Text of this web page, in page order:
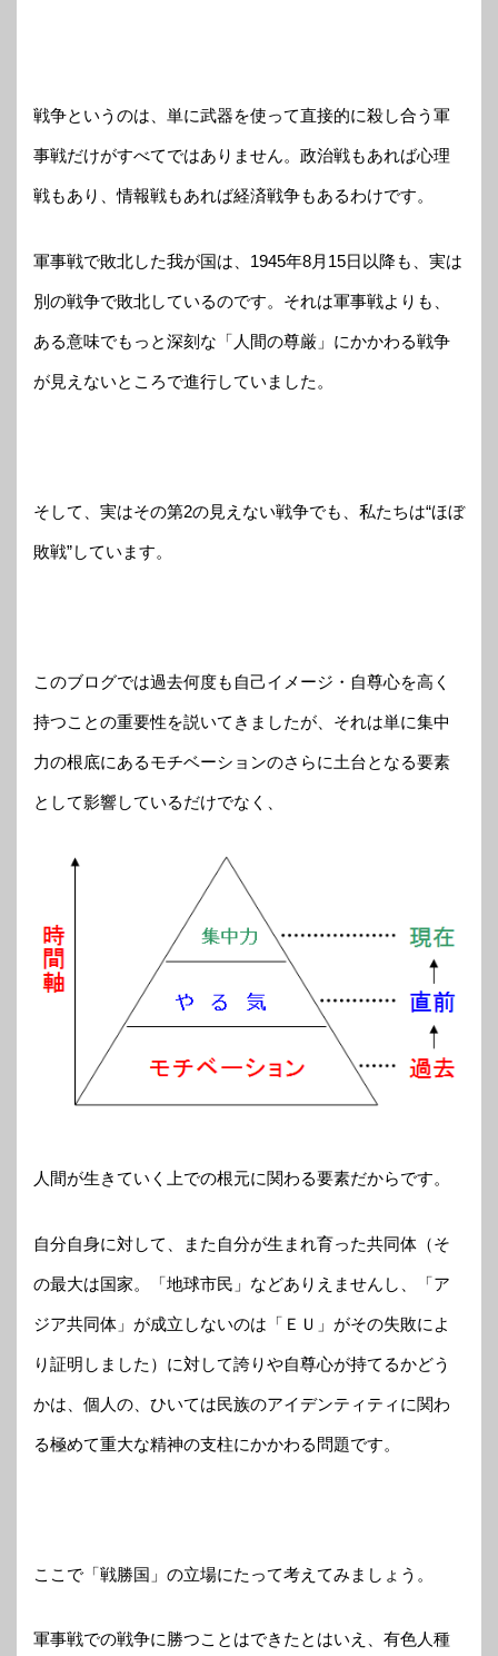
戦争というのは、単に武器を使って直接的に殺し合う軍
事戦だけがすべてではありません。政治戦もあれば心理
戦もあり、情報戦もあれば経済戦争もあるわけです。
軍事戦で敗北した我が国は、1945年8月15日以降も、実は
別の戦争で敗北しているのです。それは軍事戦よりも、
ある意味でもっと深刻な「人間の尊厳」にかかわる戦争
が見えないところで進行していました。
そして、実はその第2の見えない戦争でも、私たちは“ほぼ
敗戦”しています。
このブログでは過去何度も自己イメージ・自尊心を高く
持つことの重要性を説いてきましたが、それは単に集中
力の根底にあるモチベーションのさらに土台となる要素
として影響しているだけでなく、
人間が生きていく上での根元に関わる要素だからです。
自分自身に対して、また自分が生まれ育った共同体（そ
の最大は国家。「地球市民」などありえませんし、「ア
ジア共同体」が成立しないのは「ＥＵ」がその失敗によ
り証明しました）に対して誇りや自尊心が持てるかどう
かは、個人の、ひいては民族のアイデンティティに関わ
る極めて重大な精神の支柱にかかわる問題です。
ここで「戦勝国」の立場にたって考えてみましょう。
軍事戦での戦争に勝つことはできたとはいえ、有色人種